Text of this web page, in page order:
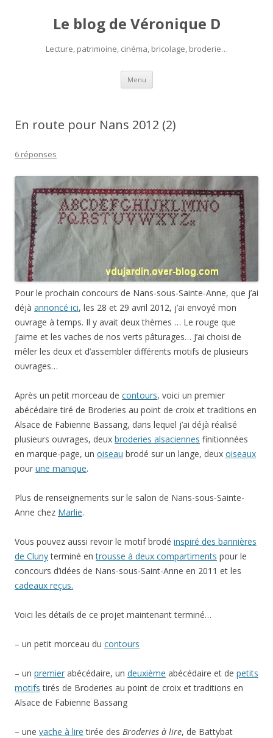
Le blog de Véronique D
Lecture, patrimoine, cinéma, bricolage, broderie…
Menu Aller
contenu
En route pour Nans 2012 (2)
6 réponses
Pour le prochain concours de Nans-sous-Sainte-Anne, que j’ai
déjà annoncé ici, les 28 et 29 avril 2012, j’ai envoyé mon
ouvrage à temps. Il y avait deux thèmes … Le rouge que
j’aime et les vaches de nos verts pâturages… J’ai choisi de
mêler les deux et d’assembler différents motifs de plusieurs
ouvrages…
Après un petit morceau de contours, voici un premier
abécédaire tiré de Broderies au point de croix et traditions en
Alsace de Fabienne Bassang, dans lequel j’ai déjà réalisé
plusieurs ouvrages, deux broderies alsaciennes finitionnées
en marque-page, un oiseau brodé sur un lange, deux oiseaux
pour une manique.
Plus de renseignements sur le salon de Nans-sous-Sainte-
Anne chez Marlie.
Vous pouvez aussi revoir le motif brodé inspiré des bannières
de Clunyterminé entrousse à deux compartiments pour le
concours d’idées de Nans-sous-Saint-Anne en 2011 et les
cadeaux reçus.
Voici les détails de ce projet maintenant terminé…
– un petit morceau du contours
– un premier abécédaire, un deuxième abécédaire et de petits
motifs tirés de Broderies au point de croix et traditions en
Alsace de Fabienne Bassang
– une vache à lire tirée des Broderies à lire, de Battybat